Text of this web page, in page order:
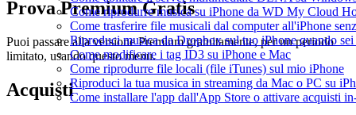
Come riprodurre musica su iPhone da WD My Cloud
Come trasferire file musicali dal computer all'iPhone
Riproduci musica da Dropbox sul tuo iPhone quando
Come modificare i tag ID3 su iPhone e Mac
Come riprodurre file locali (file iTunes) sul mio iPhone
Riproduci la tua musica in streaming da Mac o PC su
Come installare l'app dall'App Store o attivare acquisti
Prova Premium Gratis
Puoi passare alla versione Premium gratuitamente, per un periodo
limitato, usando questo menu.
Acquisti